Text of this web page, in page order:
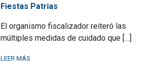
Fiestas Patrias
El organismo fiscalizador reiteró las
múltiples medidas de cuidado que […]
LEER MÁS